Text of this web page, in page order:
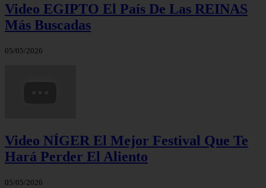
Video EGIPTO El País De Las REINAS
Más Buscadas
05/05/2026
Video NÍGER El Mejor Festival Que Te
Hará Perder El Aliento
05/05/2026